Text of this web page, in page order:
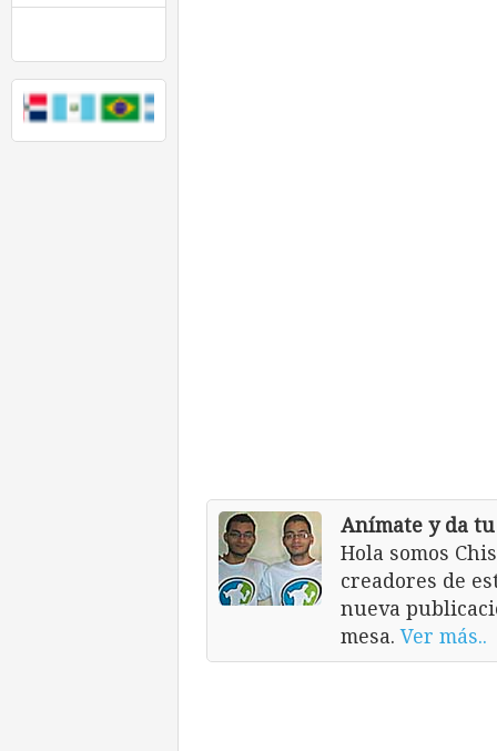
Anímate y da
Hola somos
creadores de
nueva
mesa.Ver más..